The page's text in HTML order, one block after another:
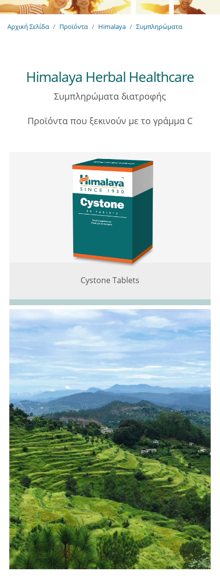
Αρχική Σελίδα Προϊόντα Himalaya Συμπληρώματα
Himalaya Herbal Healthcare
Συμπληρώματα διατροφής
Προϊόντα που ξεκινούν με το γράμμα C
Cystone Tablets